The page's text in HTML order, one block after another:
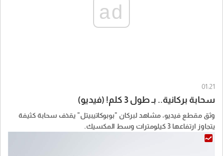
ad
01:21
سحابة بركانية.. بـ طول 3 كلم! (فيديو)
وثق مقطع فيديو، مشاهد لبركان "بوبوكاتيبيتل" يقذف سحابة كثيفة
يتجاوز ارتفاعها 3 كيلومترات وسط المكسيك.